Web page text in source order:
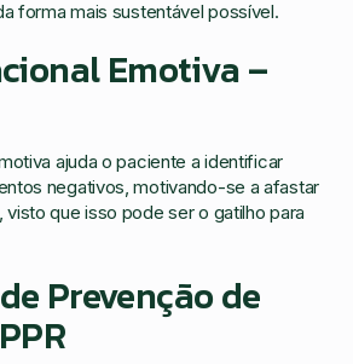
forma mais sustentável possível.
Emotiva –
ajuda o paciente a identificar
negativos, motivando-se a afastar
que isso pode ser o gatilho para
Prevenção de